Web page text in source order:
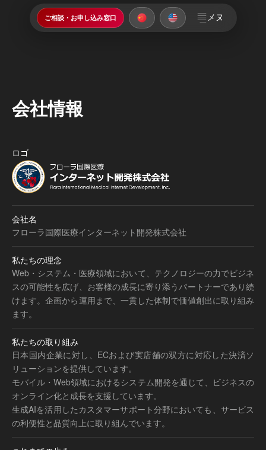
ご相談・お申し込み窓口 メヌ
会社情報
ロゴ
会社名
フローラ国際医療インターネット開発株式会社
私たちの理念
Web・システム・医療領域において、テクノロジーの力でビジネ
スの可能性を広げ、お客様の成長に寄り添うパートナーであり続
けます。企画から運用まで、一貫した体制で価値創出に取り組み
ます。
私たちの取り組み
日本国内企業に対し、ECおよび実店舗の双方に対応した決済ソ
リューションを提供しています。
モバイル・Web領域におけるシステム開発を通じて、ビジネスの
オンライン化と成長を支援しています。
生成AIを活用したカスタマーサポート分野においても、サービス
の利便性と品質向上に取り組んでいます。